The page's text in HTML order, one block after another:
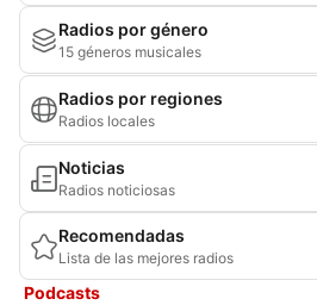
Radios por género
15 géneros musicales
Radios por regiones
Radios locales
Noticias
Radios noticiosas
Recomendadas
Lista de las mejores radios
Podcasts